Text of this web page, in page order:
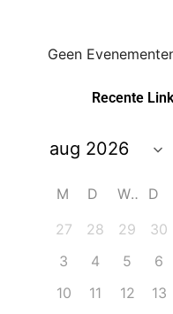
Geen
Recente
M D W D
27
28 29 30
3
4 5 6
10
11 12 13